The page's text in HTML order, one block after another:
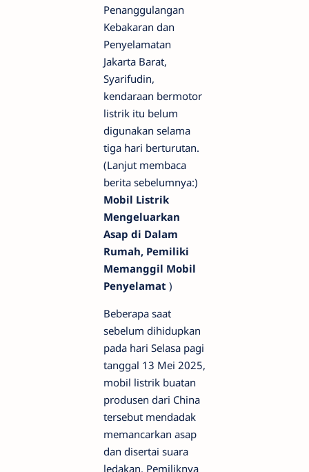
Penanggulangan
Kebakaran dan
Penyelamatan
Jakarta Barat,
Syarifudin,
kendaraan bermotor
listrik itu belum
digunakan selama
tiga hari berturutan.
(Lanjut membaca
berita sebelumnya:)
Mobil Listrik
Mengeluarkan
Asap di Dalam
Rumah, Pemiliki
Memanggil Mobil
Penyelamat )
Beberapa saat
sebelum dihidupkan
pada hari Selasa pagi
tanggal 13 Mei 2025,
mobil listrik buatan
produsen dari China
tersebut mendadak
memancarkan asap
dan disertai suara
ledakan. Pemiliknya